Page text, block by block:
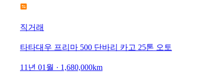
직거래
타타대우 프리마 500 단바리 카고 25톤 오토
11년 01월 · 1,680,000km